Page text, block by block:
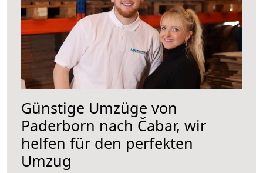
Günstige Umzüge von
Paderborn nach Čabar, wir
helfen für den perfekten
Umzug